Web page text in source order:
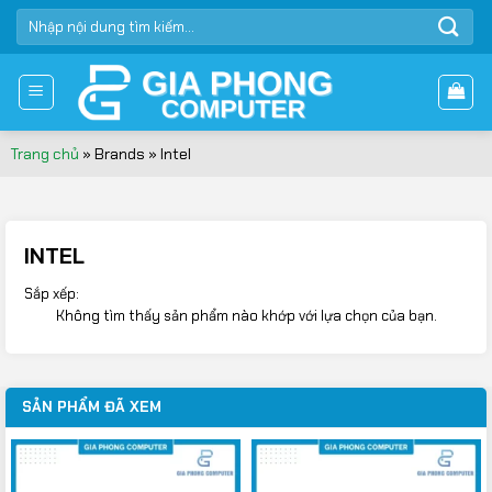
Bỏ
qua
dung
TÌM
KIẾM:
Trang chủ » Brands » Intel
INTEL
Sắp xếp:
Không tìm thấy sản phẩm nào khớp với lựa chọn của bạn.
SẢN PHẨM ĐÃ XEM